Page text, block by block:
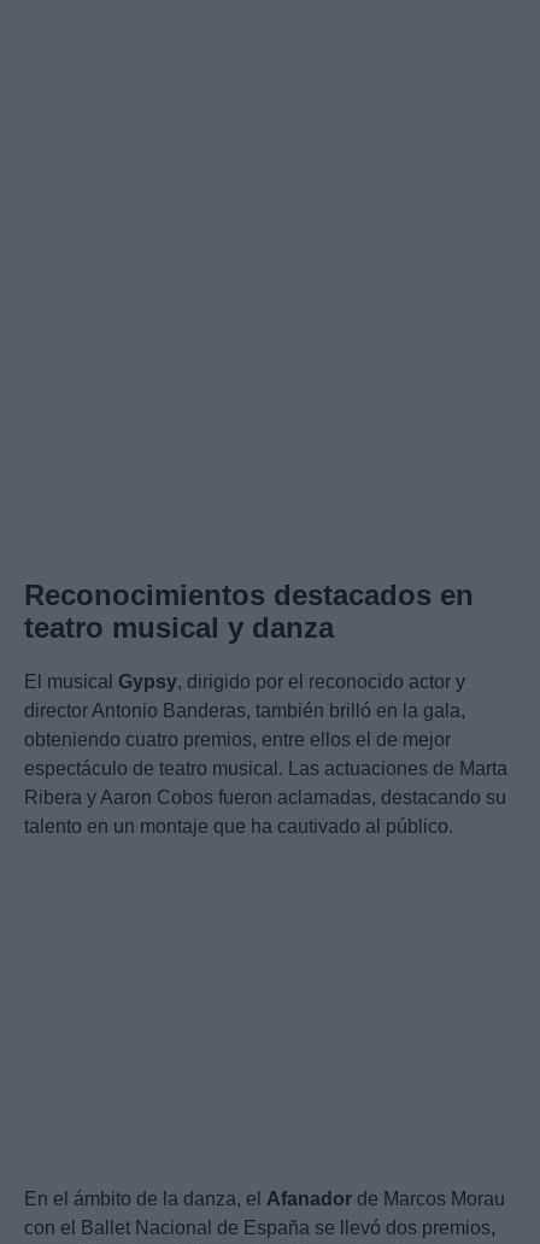
Reconocimientos destacados en
teatro musical y danza
El musical Gypsy, dirigido por el reconocido actor y
director Antonio Banderas, también brilló en la gala,
obteniendo cuatro premios, entre ellos el de mejor
espectáculo de teatro musical. Las actuaciones de Marta
Ribera y Aaron Cobos fueron aclamadas, destacando su
talento en un montaje que ha cautivado al público.
En el ámbito de la danza, el Afanador de Marcos Morau
con el Ballet Nacional de España se llevó dos premios,